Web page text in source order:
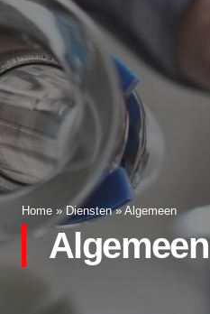
Home » Diensten»Algemeen
Algemeen